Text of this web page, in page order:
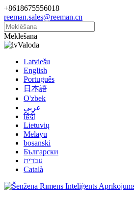
+8618675556018
reeman.sales@reeman.cn
Meklēšana
Valoda
Latviešu
English
Português
日本語
O'zbek
عربي
हिंदी
Lietuvių
Melayu
bosanski
Български
עברית
Català